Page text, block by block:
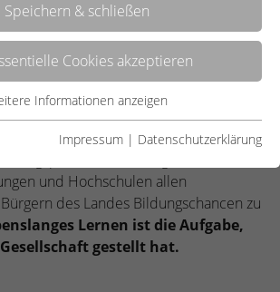
arbeitet auf der gesetzlichen
(„WbG“) des
Jahre 1975. Dieses Gesetz regelt
in NRW mit dem Ziel, auch
und Hochschulen allen
des Landes Bildungschancen zu
Lernen ist die Aufgabe,
gestellt hat.
Speichern & schließen
Cookies akzeptieren
werden für grundlegende Funktionen der
funktioniert.
cookie_optin
TYPO3
Informationen anzeigen
Informationen anzeigen
Impressum | Datenschutzerklärung